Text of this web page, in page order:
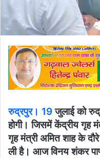
रुद्रपुर। 19जुलाई को
होगी। जिसमें केंद्रीय गृह
गृह मंत्री अमित शाह के
ली है। आज विनय शंकर